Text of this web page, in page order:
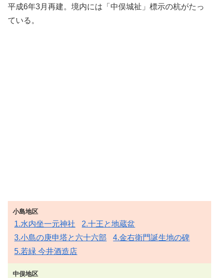
平成6年3月再建。境内には「中俣城祉」標示の杭がたっ
ている。
小島地区
1.水内坐一元神社
2.十王と地蔵盆
3.小島の庚申塔と六十六部
4.金右衛門誕生地の碑
5.若緑 今井酒造店
中俣地区